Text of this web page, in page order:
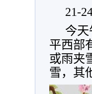
21-
今
平西部
或雨夹
雪，其